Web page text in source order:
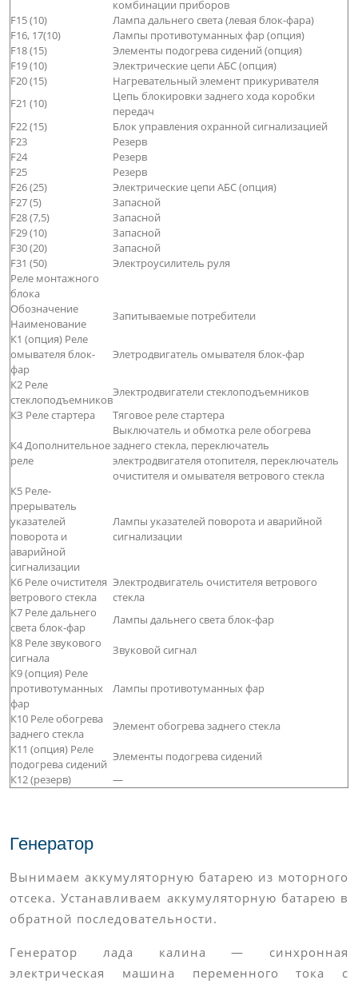
комбинации приборов
F15 (10)
Лампа дальнего света (левая блок-фара)
F16, 17(10)
Лампы противотуманных фар (опция)
F18 (15)
Элементы подогрева сидений (опция)
F19 (10)
Электрические цепи АБС (опция)
F20 (15)
Нагревательный элемент прикуривателя
F21 (10)
Цепь блокировки заднего хода коробки
передач
F22 (15)
Блок управления охранной сигнализацией
F23
Резерв
F24
Резерв
F25
Резерв
F26 (25)
Электрические цепи АБС (опция)
F27 (5)
Запасной
F28 (7,5)
Запасной
F29 (10)
Запасной
F30 (20)
Запасной
F31 (50)
Электроусилитель руля
Реле монтажного
блока
Обозначение
Наименование
Запитываемые потребители
К1 (опция) Реле
омывателя блок-
фар
Элетродвигатель омывателя блок-фар
К2 Реле
стеклоподъемников
Электродвигатели стеклоподъемников
КЗ Реле стартера
Тяговое реле стартера
К4 Дополнительное
реле
Выключатель и обмотка реле обогрева
заднего стекла, переключатель
электродвигателя отопителя, переключатель
очистителя и омывателя ветрового стекла
К5 Реле-
прерыватель
указателей
поворота и
аварийной
сигнализации
Лампы указателей поворота и аварийной
сигнализации
К6 Реле очистителя
ветрового стекла
Электродвигатель очистителя ветрового
стекла
К7 Реле дальнего
света блок-фар
Лампы дальнего света блок-фар
К8 Реле звукового
сигнала
Звуковой сигнал
К9 (опция) Реле
противотуманных
фар
Лампы противотуманных фар
К10 Реле обогрева
заднего стекла
Элемент обогрева заднего стекла
К11 (опция) Реле
подогрева сидений
Элементы подогрева сидений
К12 (резерв)
—
Генератор
Вынимаем аккумуляторную батарею из моторного
отсека. Устанавливаем аккумуляторную батарею в
обратной последовательности.
Генератор лада калина — синхронная
электрическая машина переменного тока с